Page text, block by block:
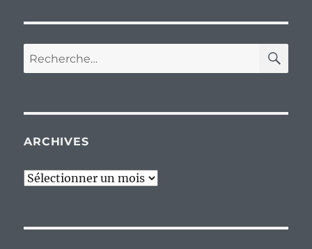
Recherche
pour :
ARCHIVES
Archives